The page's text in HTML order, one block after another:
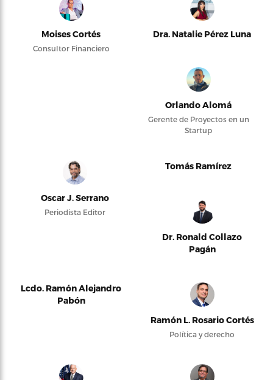
Moises Cortés
Consultor Financiero
Dra. Natalie Pérez Luna
Orlando Alomá
Gerente de Proyectos en un
Startup
Oscar J. Serrano
Periodista Editor
Tomás Ramírez
Dr. Ronald Collazo
Pagán
Lcdo. Ramón Alejandro
Pabón
Ramón L. Rosario Cortés
Política y derecho